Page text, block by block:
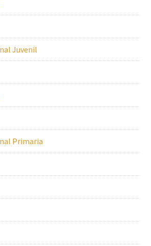
Juvenil
Primaria